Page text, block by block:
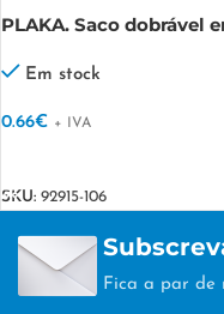
PLAKA. Saco dobrável
Em stock
0.66€ + IVA
SKU: 92915-106
Fica a par de